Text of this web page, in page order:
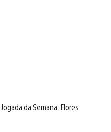
Jogada da Semana: Flores